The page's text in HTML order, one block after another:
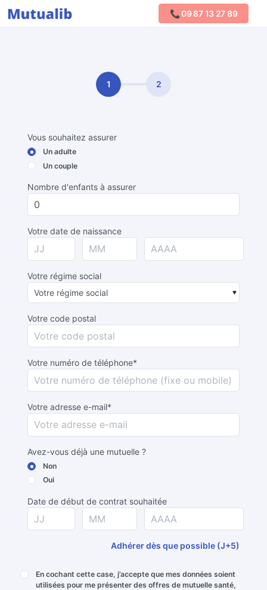
📞 09 87 13 27 89
Comparer les mutuelles
1 2
Vous souhaitez assurer
Un adulte
Un couple
Nombre d'enfants à assurer
Votre date de naissance
Votre régime social
Votre code postal
Votre numéro de téléphone*
Votre adresse e-mail*
Avez-vous déjà une mutuelle ?
Non
Oui
Date de début de contrat souhaitée
Adhérer dès que possible (J+5)
En cochant cette case, j’accepte que mes données soient
utilisées pour me présenter des offres de mutuelle santé,